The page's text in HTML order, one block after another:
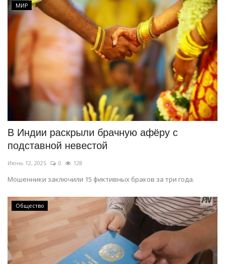
МИР
В Индии раскрыли брачную афёру с
подставной невестой
Июнь 12, 2025 0 128
Мошенники заключили 15 фиктивных браков за три года.
Общество